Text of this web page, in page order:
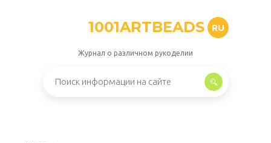
1001ARTBEADS RU
Журнал о различном рукоделии